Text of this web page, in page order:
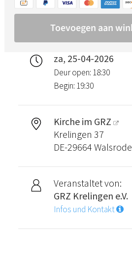
za, 25-04-2026
Deur open: 18:30
Begin: 19:30
Kirche im GRZ
Krelingen 37
DE-29664 Walsrode
Veranstaltet von:
GRZ Krelingen e.V.
Infos und Kontakt